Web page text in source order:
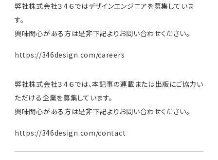
弊社株式会社３４６ではデザインエンジニアを募集していま
す。
興味関心がある方は是非下記よりお問い合わせください。
https://346design.com/careers
弊社株式会社３４６では、本記事の連載または出版にご協力い
ただける企業を募集しています。
興味関心がある方は是非下記よりお問い合わせください。
https://346design.com/contact